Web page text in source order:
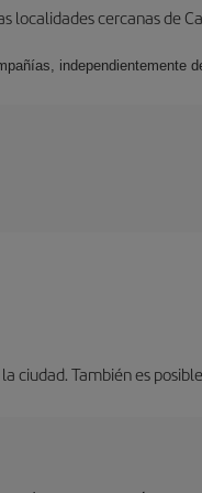
localidades cercanas de
independientemente
ciudad. También es